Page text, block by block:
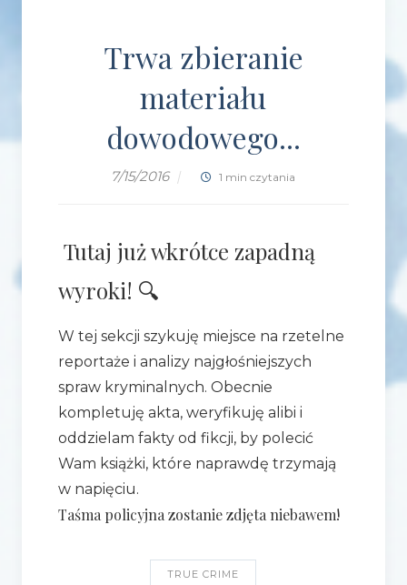
Trwa zbieranie
materiału
dowodowego...
7/15/2016 | 1 min czytania
Tutaj już wkrótce zapadną
wyroki! 🔍
W tej sekcji szykuję miejsce na rzetelne
reportaże i analizy najgłośniejszych
spraw kryminalnych. Obecnie
kompletuję akta, weryfikuję alibi i
oddzielam fakty od fikcji, by polecić
Wam książki, które naprawdę trzymają
w napięciu.
Taśma policyjna zostanie zdjęta niebawem!
TRUE CRIME